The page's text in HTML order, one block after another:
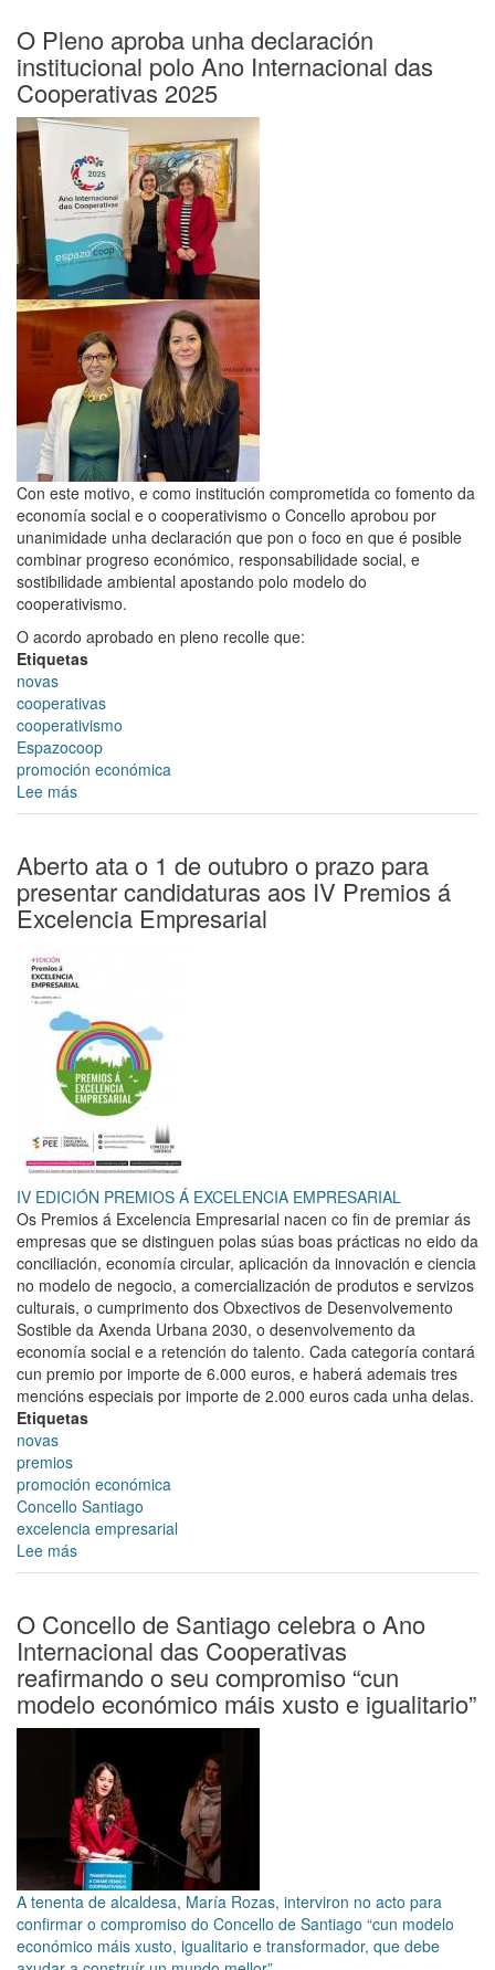
impulsa
un
plan
de
formación
seguridade
alimentaria
e
facturación
electrónica
dirixido
ao
sector
hostaleiro
O Pleno aproba unha declaración
institucional polo Ano Internacional das
Cooperativas 2025
Con este motivo, e como institución comprometida co fomento da
economía social e o cooperativismo o Concello aprobou por
unanimidade unha declaración que pon o foco en que é posible
combinar progreso económico, responsabilidade social, e
sostibilidade ambiental apostando polo modelo do
cooperativismo.
O acordo aprobado en pleno recolle que:
Etiquetas
novas
cooperativas
cooperativismo
Espazocoop
promoción económica
Lee más
O
aproba
unha
declaración
institucional
Internacional
das
Cooperativas
2025
Aberto ata o 1 de outubro o prazo para
presentar candidaturas aos IV Premios á
Excelencia Empresarial
IV EDICIÓN PREMIOS Á EXCELENCIA EMPRESARIAL
Os Premios á Excelencia Empresarial nacen co fin de premiar ás
empresas que se distinguen polas súas boas prácticas no eido da
conciliación, economía circular, aplicación da innovación e ciencia
no modelo de negocio, a comercialización de produtos e servizos
culturais, o cumprimento dos Obxectivos de Desenvolvemento
Sostible da Axenda Urbana 2030, o desenvolvemento da
economía social e a retención do talento. Cada categoría contará
cun premio por importe de 6.000 euros, e haberá ademais tres
mencións especiais por importe de 2.000 euros cada unha delas.
Etiquetas
novas
premios
promoción económica
Concello Santiago
excelencia empresarial
Lee más
Aberto
o
1
de
outubro
o
prazo
presentar
candidaturas
aos
IV
Premios
á
Excelencia
Empresarial
O Concello de Santiago celebra o Ano
Internacional das Cooperativas
reafirmando o seu compromiso “cun
modelo económico máis xusto e igualitario”
A tenenta de alcaldesa, María Rozas, interviron no acto para
confirmar o compromiso do Concello de Santiago “cun modelo
económico máis xusto, igualitario e transformador, que debe